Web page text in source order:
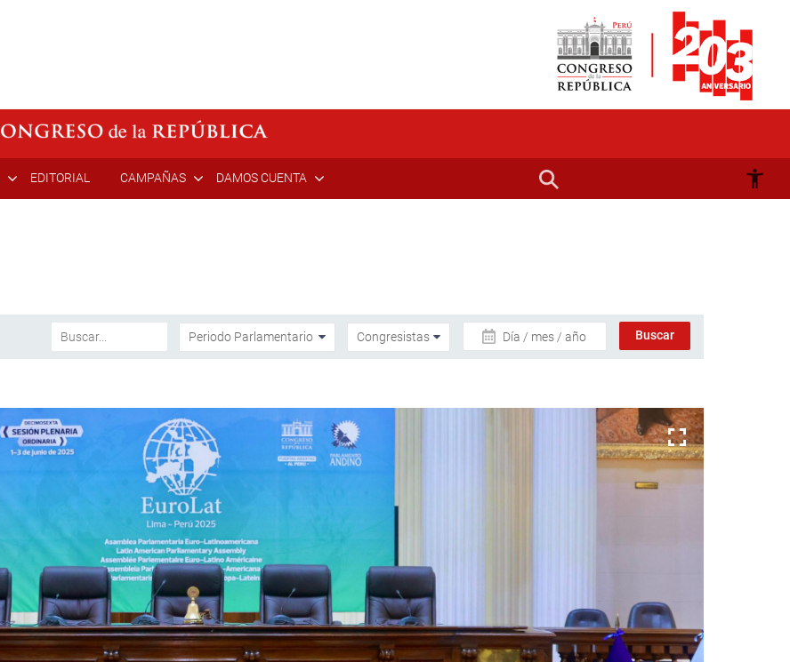
EDITORIAL CAMPAÑAS DAMOS CUENTA
Día / mes / año